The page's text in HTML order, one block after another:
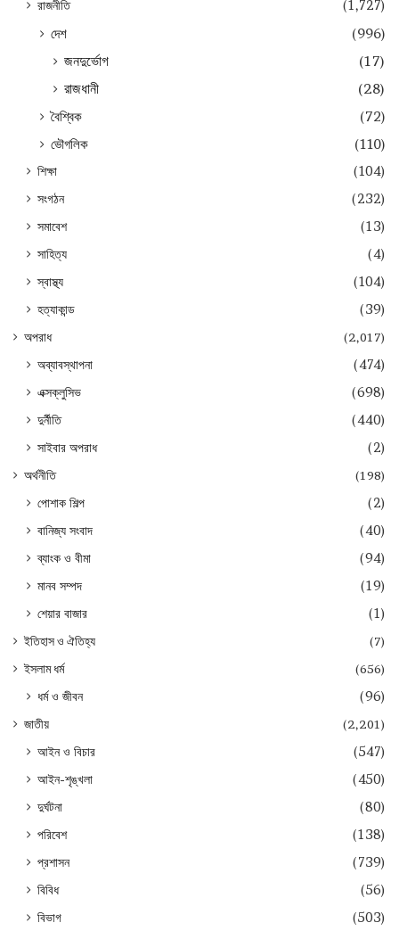
রাজনীতি (1,727)
দেশ
(996)
জনদুর্ভোগ
(17)
রাজধানী
(28)
বৈশ্বিক
(72)
ভৌগলিক
(110)
শিক্ষা
(104)
সংগঠন
(232)
সমাবেশ
(13)
সাহিত্য
(4)
স্বাস্থ্য
(104)
হত্যাকান্ড
(39)
অপরাধ (2,017)
অব্যাবস্থাপনা
(474)
এক্সক্লুসিভ
(698)
দুর্নীতি
(440)
সাইবার অপরাধ
(2)
অর্থনীতি (198)
পোশাক শিল্প
(2)
বানিজ্য সংবাদ
(40)
ব্যাংক ও বীমা
(94)
মানব সম্পদ
(19)
শেয়ার বাজার
(1)
ইতিহাস ও ঐতিহ্য
(7)
ইসলাম ধর্ম
(656)
ধর্ম ও জীবন (96)
জাতীয় (2,201)
আইন ও বিচার
(547)
আইন-শৃঙ্খলা
(450)
দুর্ঘটনা
(80)
পরিবেশ
(138)
প্রশাসন
(739)
বিবিধ
(56)
বিভাগ
(503)